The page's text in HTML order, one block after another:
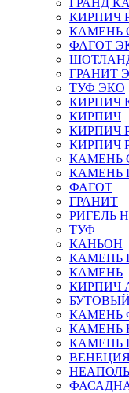
ГРАНД
КИРПИЧ
КАМЕНЬ
ФАГОТ
ГРАНИТ
ТУФ ЭКО
КИРПИЧ
КИРПИЧ
КИРПИЧ
КИРПИЧ
КАМЕНЬ
КАМЕНЬ
ФАГОТ
ГРАНИТ
РИГЕЛЬ
ТУФ
КАНЬОН
КАМЕНЬ
КАМЕНЬ
КИРПИЧ
КАМЕНЬ
КАМЕНЬ
КАМЕНЬ